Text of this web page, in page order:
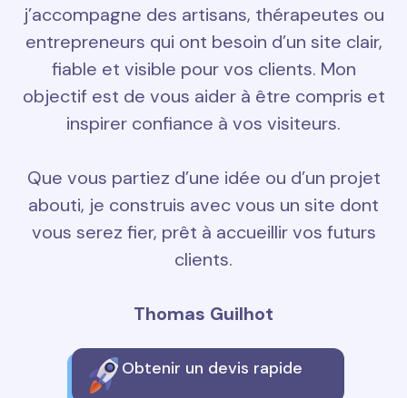
j’accompagne des artisans, thérapeutes ou
entrepreneurs qui ont besoin d’un site clair,
fiable et visible pour vos clients. Mon
objectif est de vous aider à être compris et
inspirer confiance à vos visiteurs.
Que vous partiez d’une idée ou d’un projet
abouti, je construis avec vous un site dont
vous serez fier, prêt à accueillir vos futurs
clients.
Thomas Guilhot
Obtenir un devis rapide